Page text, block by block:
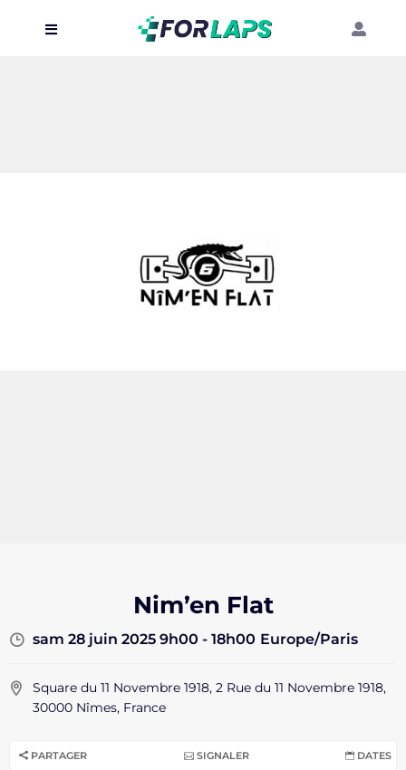
Nim’en Flat
sam 28 juin 2025 9h00 - 18h00 Europe/Paris
Square du 11 Novembre 1918, 2 Rue du 11 Novembre 1918,
30000 Nîmes, France
PARTAGER SIGNALER DATES